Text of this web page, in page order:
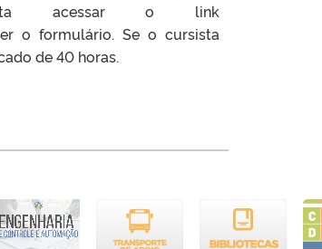
acessar o link
o formulário. Se o cursista
de 40 horas.